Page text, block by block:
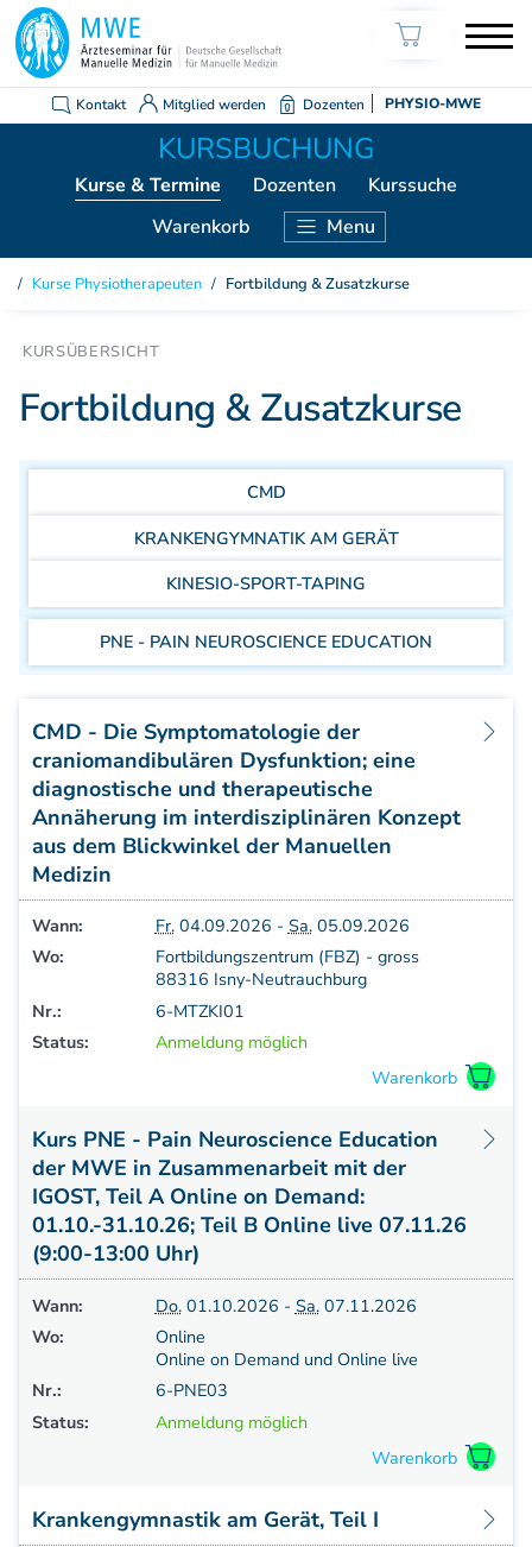
Kontakt Mitglied werden Dozenten PHYSIO-MWE
Kurse & Termine Dozenten
Kurssuche
Warenkorb
Menu
KURSE ÄRZTE
Grundkurs Modul 1
Grundkurs Modul 2
Grundkurs Modul 3
Aufbaukurs Modul 5
Aufbaukurs Modul 6
Aufbaukurs Modul 7
Aufbaukurs Modul 8
Fortbildung & Zusatzkurse
Refresherkurse Manuelle Medizin
Kinesio-Sport-Taping
Krankengymnastik am Gerät
CMD
PNE - Pain Neuroscience Education
Fortbildung - Osteopathie
Grundprogramm
Einführung
Counterstrain I
Muskel-Energie
Craniale Osteopathie I
Viszerale Ostepathie I
Integration
MFR/Lymphatics
Viszerale Osteopathie II
Still/FPR
spez. Osteop. Manipulations-techniken
(HVLA)
Sportosteopathie I - Einführung
Osteopatische Woche
Postgraduate-Programm
Gesamtrefresher
Osteopathie-Sonderkurs
Kursreihe Cranio - Zertifikat (postgraduate)
Kursreihe Kinderosteopathie - Zertifikat
(postgraduate)
Kurse Physiotherapeuten / Fortbildung & Zusatzkurse
Fortbildung & Zusatzkurse
CMD
KRANKENGYMNATIK AM GERÄT
KINESIO-SPORT-TAPING
PNE - PAIN NEUROSCIENCE EDUCATION
CMD - Die Symptomatologie der
craniomandibulären Dysfunktion; eine
diagnostische und therapeutische
Annäherung im interdisziplinären Konzept
aus dem Blickwinkel der Manuellen
Medizin
Wann: Fr.04.09.2026 - Sa.05.09.2026
Wo:
Fortbildungszentrum (FBZ) - gross
88316 Isny-Neutrauchburg
Nr.:
6-MTZKI01
Status:
Anmeldung möglich
Kurs PNE - Pain Neuroscience Education
der MWE in Zusammenarbeit mit der
IGOST, Teil A Online on Demand:
01.10.-31.10.26; Teil B Online live 07.11.26
(9:00-13:00 Uhr)
Wann: Do.01.10.2026 - Sa.07.11.2026
Wo:
Online
Online on Demand und Online live
Nr.:
6-PNE03
Status:
Anmeldung möglich
Krankengymnastik am Gerät, Teil I